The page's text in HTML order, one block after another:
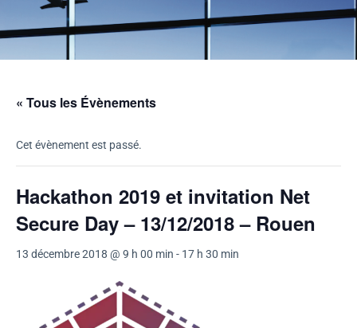
« Tous les Évènements
Cet évènement est passé.
Hackathon 2019 et invitation Net
Secure Day – 13/12/2018 – Rouen
13 décembre 2018 @ 9 h 00 min - 17 h 30 min